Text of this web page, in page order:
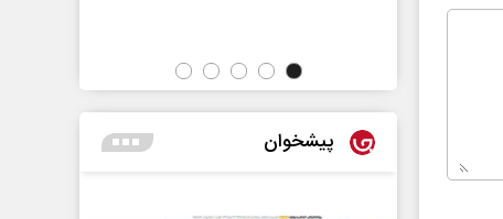
پیشخوان